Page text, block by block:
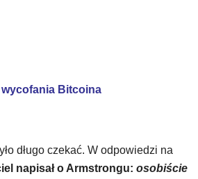
Bitcoina
długo czekać. W odpowiedzi na
napisał o Armstrongu: osobiście